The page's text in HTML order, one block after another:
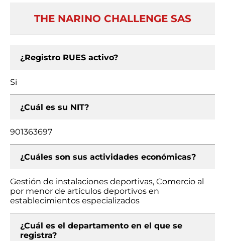
THE NARINO CHALLENGE SAS
¿Registro RUES activo?
Si
¿Cuál es su NIT?
901363697
¿Cuáles son sus actividades económicas?
Gestión de instalaciones deportivas, Comercio al
por menor de artículos deportivos en
establecimientos especializados
¿Cuál es el departamento en el que se
registra?